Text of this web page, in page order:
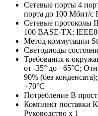
Сетевые порты 4
порта до 100 Мбит/с
Сетевые протоколы
100 BASE-TX;
Метод коммутации
Светодиоды
Требования к
от -35° до +65°C;
90% (без
+70°C
Потребление В
Комплект поставки
Руководство х 1